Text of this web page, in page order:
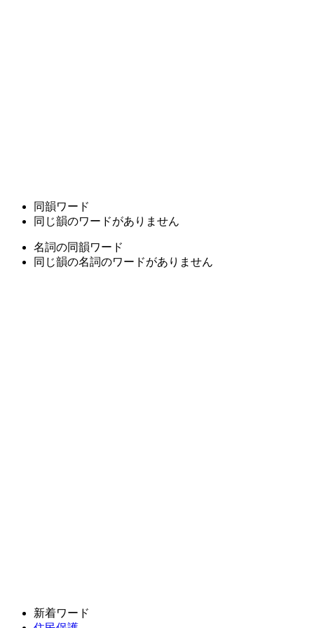
同韻ワード
同じ韻のワードがありません
名詞の同韻ワード
同じ韻の名詞のワードがありません
新着ワード